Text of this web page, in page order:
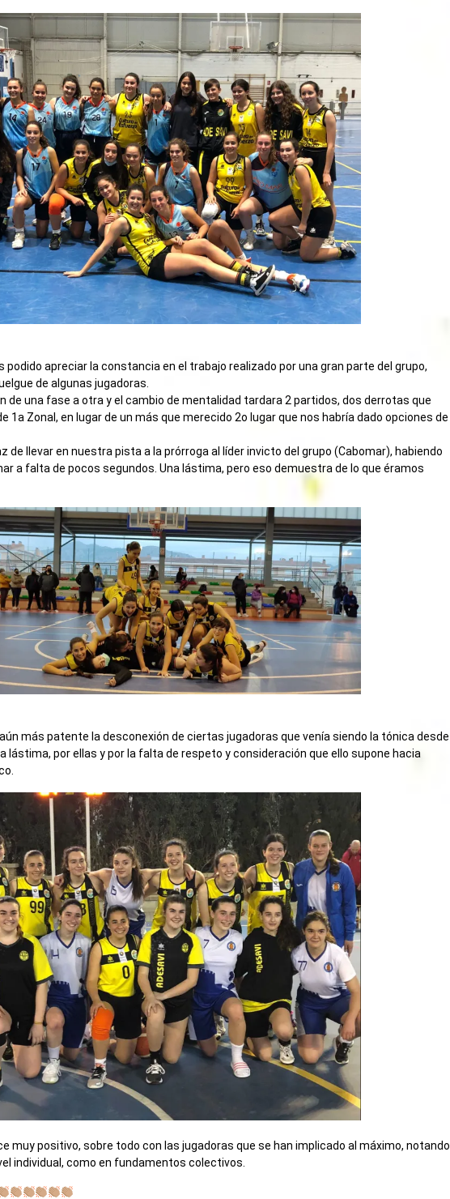
podido apreciar la constancia en el trabajo realizado por una gran parte del grupo,
de algunas jugadoras.
de una fase a otra y el cambio de mentalidad tardara 2 partidos, dos derrotas que
1a Zonal, en lugar de un más que merecido 2o lugar que nos habría dado opciones de
de llevar en nuestra pista a la prórroga al líder invicto del grupo (Cabomar), habiendo
a falta de pocos segundos. Una lástima, pero eso demuestra de lo que éramos
más patente la desconexión de ciertas jugadoras que venía siendo la tónica desde
lástima, por ellas y por la falta de respeto y consideración que ello supone hacia
muy positivo, sobre todo con las jugadoras que se han implicado al máximo, notando
individual, como en fundamentos colectivos.